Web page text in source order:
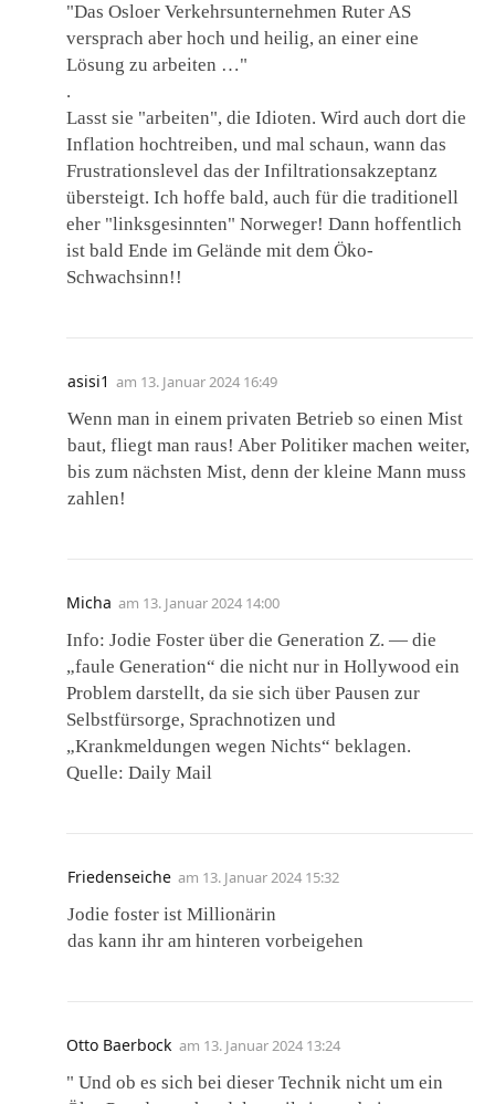
"Das Osloer Verkehrsunternehmen Ruter AS
versprach aber hoch und heilig, an einer eine
Lösung zu arbeiten …"
.
Lasst sie "arbeiten", die Idioten. Wird auch dort die
Inflation hochtreiben, und mal schaun, wann das
Frustrationslevel das der Infiltrationsakzeptanz
übersteigt. Ich hoffe bald, auch für die traditionell
eher "linksgesinnten" Norweger! Dann hoffentlich
ist bald Ende im Gelände mit dem Öko-
Schwachsinn!!
asisi1 am 13. Januar 2024 16:49
Wenn man in einem privaten Betrieb so einen Mist
baut, fliegt man raus! Aber Politiker machen weiter,
bis zum nächsten Mist, denn der kleine Mann muss
zahlen!
Micha am 13. Januar 2024 14:00
Info: Jodie Foster über die Generation Z. — die
„faule Generation“ die nicht nur in Hollywood ein
Problem darstellt, da sie sich über Pausen zur
Selbstfürsorge, Sprachnotizen und
„Krankmeldungen wegen Nichts“ beklagen.
Quelle: Daily Mail
Friedenseiche am 13. Januar 2024 15:32
Jodie foster ist Millionärin
das kann ihr am hinteren vorbeigehen
Otto Baerbock am 13. Januar 2024 13:24
" Und ob es sich bei dieser Technik nicht um ein